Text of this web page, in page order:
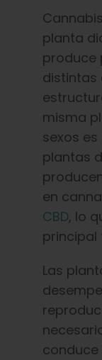
planta
produce
distintas
misma
sexos
plantas
en
CBD, lo
principal
Las